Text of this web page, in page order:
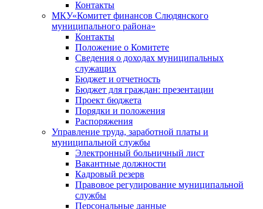
Контакты
МКУ«Комитет финансов Слюдянского
муниципального района»
Контакты
Положение о Комитете
Сведения о доходах муниципальных
служащих
Бюджет и отчетность
Бюджет для граждан: презентации
Проект бюджета
Порядки и положения
Распоряжения
Управление труда, заработной платы и
муниципальной службы
Электронный больничный лист
Вакантные должности
Кадровый резерв
Правовое регулирование муниципальной
службы
Персональные данные